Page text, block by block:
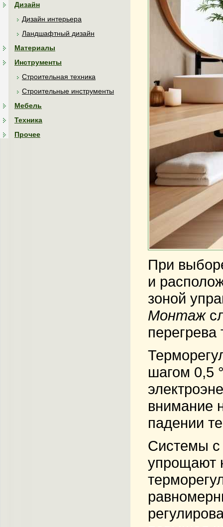
Дизайн
Дизайн интерьера
Ландшафтный дизайн
Материалы
Инструменты
Строительная техника
Строительные инструменты
Мебель
Техника
Прочее
При
и
зоной
Монтаж
перегрева
шагом 0,5
внимание
падении
Системы
упрощают